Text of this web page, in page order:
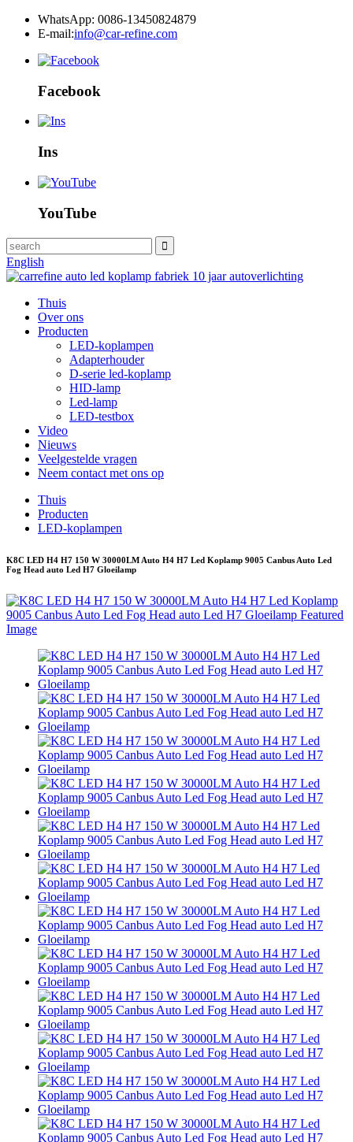
WhatsApp: 0086-13450824879
E-mail:info@car-refine.com
Facebook
Ins
YouTube
English
Thuis
Over ons
Producten
LED-koplampen
Adapterhouder
D-serie led-koplamp
HID-lamp
Led-lamp
LED-testbox
Video
Nieuws
Veelgestelde vragen
Neem contact met ons op
Thuis
Producten
LED-koplampen
K8C LED H4 H7 150 W 30000LM Auto H4 H7 Led Koplamp 9005 Canbus Auto Led
Fog Head auto Led H7 Gloeilamp